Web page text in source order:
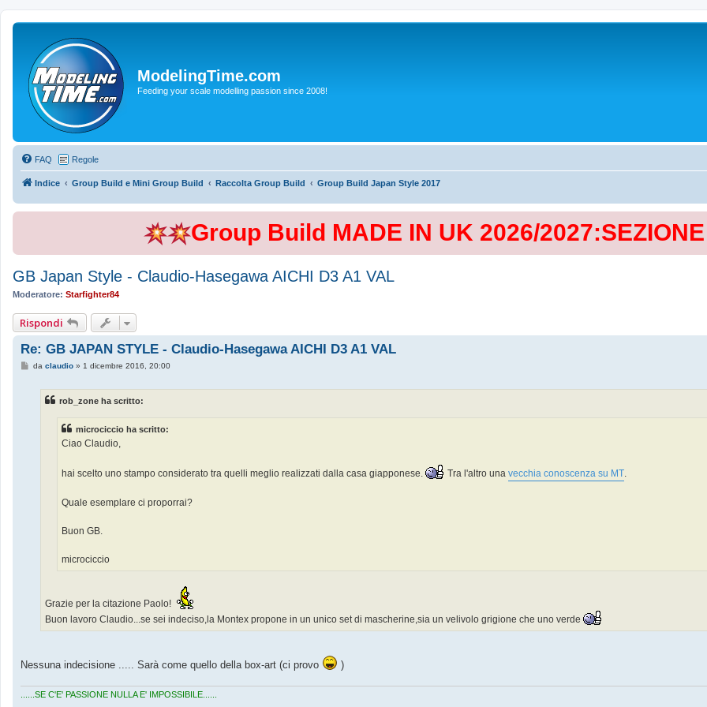
ModelingTime.com
Feeding your scale modelling passion since 2008!
FAQ Regole
Indice Group Build e Mini Group Build Raccolta Group Build Group Build Japan Style 2017
Group Build MADE IN UK 2026/
GB Japan Style - Claudio-Hasegawa AICHI D3 A1 VAL
Moderatore: Starfighter84
Rispondi
Re: GB JAPAN STYLE - Claudio-Hasegawa AICHI D3 A1 VAL
Mda claudio» 1 dicembre 2016, 20:00
rob_zone ha scritto:
microciccio ha scritto:
Ciao Claudio,
hai scelto uno stampo considerato tra quelli meglio realizzati dalla casa giapponese. Tra l'altro una vecchia conoscenza su MT.
Quale esemplare ci proporrai?
Buon GB.
microciccio
Grazie per la citazione Paolo!
Buon lavoro Claudio...se sei indeciso,la Montex propone in un unico set di mascherine,sia un velivolo grigione che uno verde
Nessuna indecisione ..... Sarà come quello della box-art (ci provo )
......SE C'E' PASSIONE NULLA E' IMPOSSIBILE......